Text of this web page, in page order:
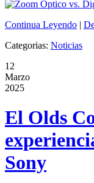
Continua Leyendo |
Categorias: Noticias
12
Marzo
2025
El Olds
Sony